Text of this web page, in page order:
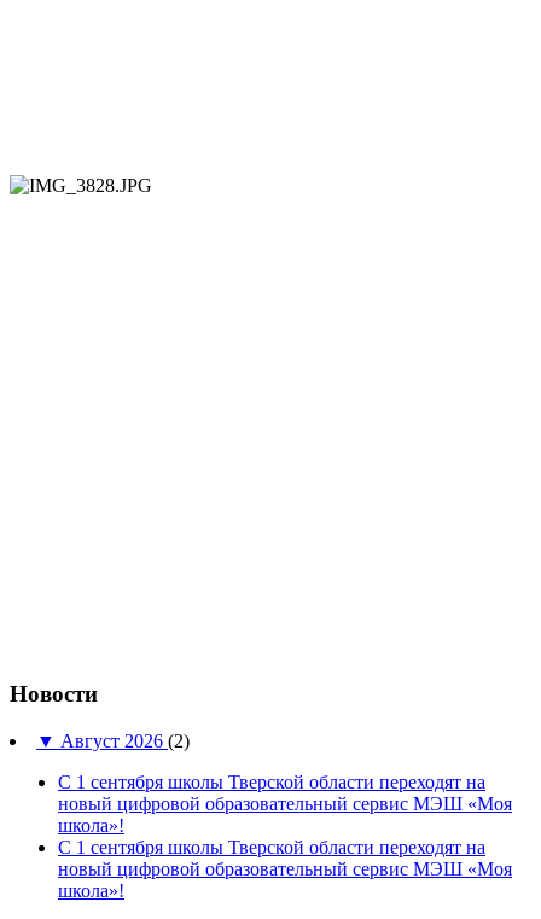
Новости
▼ Август 2026 (2)
С 1 сентября школы Тверской области переходят на
новый цифровой образовательный сервис МЭШ «Моя
школа»!
С 1 сентября школы Тверской области переходят на
новый цифровой образовательный сервис МЭШ «Моя
школа»!